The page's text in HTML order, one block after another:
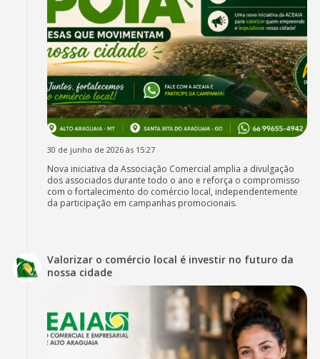
30 de junho de 2026 às 15:27
Nova iniciativa da Associação Comercial amplia a divulgação
dos associados durante todo o ano e reforça o compromisso
com o fortalecimento do comércio local, independentemente
da participação em campanhas promocionais.
Valorizar o comércio local é investir no futuro da
nossa cidade